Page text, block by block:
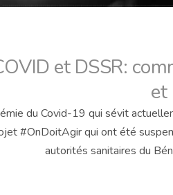
et DSSR:
et
du Covid-19 qui sévit
#OnDoitAgir qui ont été
autorités sanitaires du